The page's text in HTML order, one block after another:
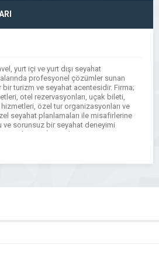
yurt içi ve yurt dışı seyahat
profesyonel çözümler sunan
bir turizm ve seyahat acentesidir. Firma;
otel rezervasyonları, uçak bileti,
özel tur organizasyonları ve
seyahat planlamaları ile misafirlerine
ve sorunsuz bir seyahat deneyimi
amaçlar. CEBİ Travel, müşteri